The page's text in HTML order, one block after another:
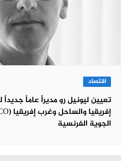
اقتصاد
تعيين ليونيل رو مديراً عاماً
الجوية الفرنسية